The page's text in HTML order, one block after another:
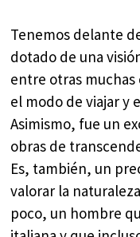
Tenemos delante
dotado de una
entre otras muchas
el modo de viajar y
Asimismo, fue un
obras de
Es, también, un
valorar la
poco, un hombre